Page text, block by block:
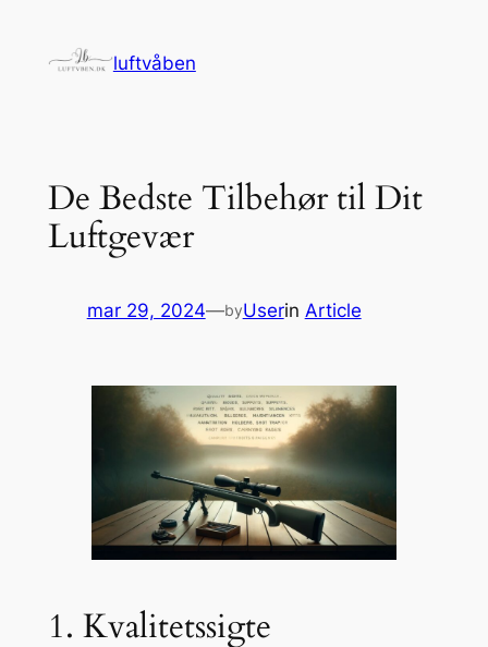
luftvåben
De Bedste Tilbehør til Dit
Luftgevær
mar 29, 2024—byUserin Article
1. Kvalitetssigte